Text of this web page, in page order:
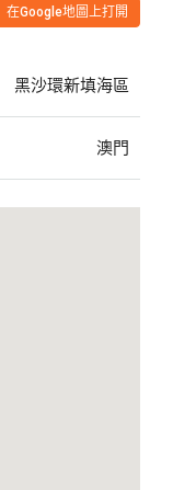
在Google地圖上打開
黑沙環新填海區
澳門